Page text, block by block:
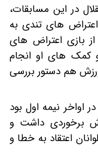
در این مسابقات،
های تندی به
بازی اعتراض های
کمک های او انجام
هم دستور بررسی
اواخر نیمه اول بود
برخوردی داشت و
اعتقاد به خطا و